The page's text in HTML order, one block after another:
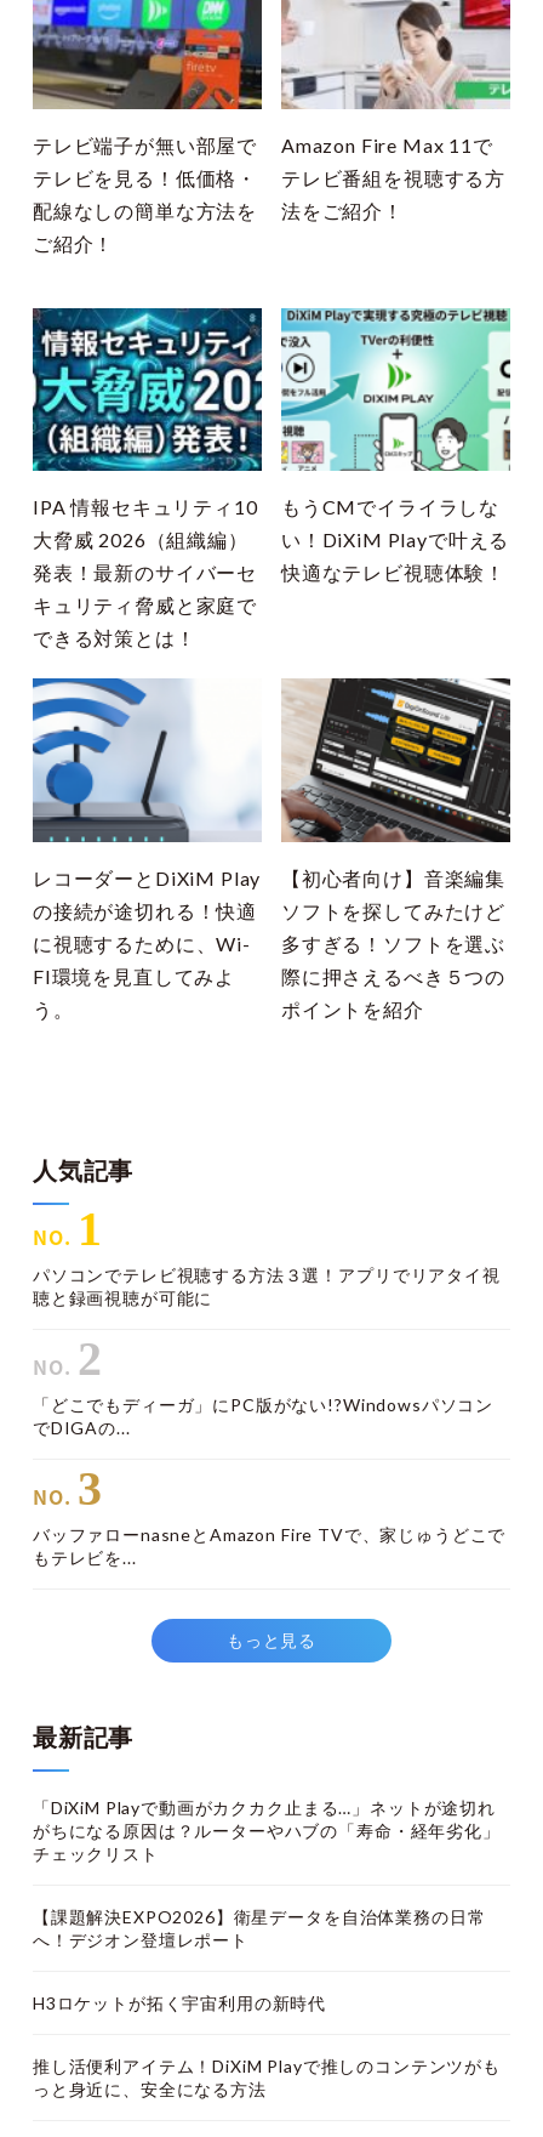
テレビ端子が無い部屋で
テレビを見る！低価格・
配線なしの簡単な方法を
ご紹介！
Amazon Fire Max 11で
テレビ番組を視聴する方
法をご紹介！
IPA 情報セキュリティ10
大脅威 2026（組織編）
発表！最新のサイバーセ
キュリティ脅威と家庭で
できる対策とは！
もうCMでイライラしな
い！DiXiM Playで叶える
快適なテレビ視聴体験！
レコーダーとDiXiM Play
の接続が途切れる！快適
に視聴するために、Wi-
FI環境を見直してみよ
う。
【初心者向け】音楽編集
ソフトを探してみたけど
多すぎる！ソフトを選ぶ
際に押さえるべき５つの
ポイントを紹介
人気記事
1
パソコンでテレビ視聴する方法３選！アプリでリアタイ視
聴と録画視聴が可能に
2
「どこでもディーガ」にPC版がない!?Windowsパソコン
でDIGAの...
3
バッファローnasneとAmazon Fire TVで、家じゅうどこで
もテレビを...
もっと見る
最新記事
「DiXiM Playで動画がカクカク止まる…」ネットが途切れ
がちになる原因は？ルーターやハブの「寿命・経年劣化」
チェックリスト
【課題解決EXPO2026】衛星データを自治体業務の日常
へ！デジオン登壇レポート
H3ロケットが拓く宇宙利用の新時代
推し活便利アイテム！DiXiM Playで推しのコンテンツがも
っと身近に、安全になる方法